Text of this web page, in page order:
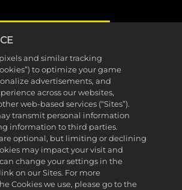
瞭解更多
and similar tracking
to optimize your game
advertisements, and
across our websites,
web-based services (“Sites”).
transmit personal information
information to third parties.
optional, but limiting or declining
may impact your visit and
change your settings in the
on our Sites. For more
Cookies we use, please go to the